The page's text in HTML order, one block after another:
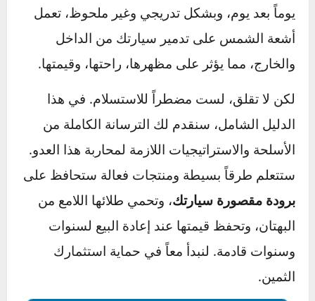
هذه الحرارة الشديدة ليست مجرد إزعاج مؤقت، بل
هي العدو الصامت والأكثر خطورة على سيارتك.
يوماً بعد يوم، وبشكل تدريجي وغير ملحوظ، تعمل
أشعة الشمس على تدمير سيارتك من الداخل
والخارج، مما يؤثر على مظهرها، راحتها، وقيمتها.
لكن لا تقلق، لست مضطراً للاستسلام. في هذا
الدليل الشامل، سنقدم لك الترسانة الكاملة من
الأسلحة والاستراتيجيات اللازمة لمحاربة هذا العدو.
ستتعلم طرقاً بسيطة ومنتجات فعالة ستحافظ على
برودة مقصورة سيارتك، وتحمي طلائها اللامع من
البهتان، وتحفظ قيمتها عند إعادة البيع لسنوات